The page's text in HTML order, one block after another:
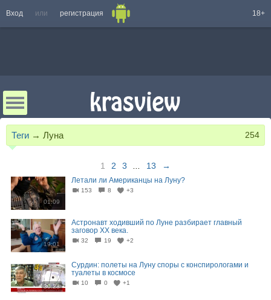
Вход или регистрация 18+
Теги → Луна 254
1 2 3 13 →
01:09
Летали ли Американцы на Луну?
153 8 +3
19:01
Астронавт ходивший по Луне разбирает главный
заговор XX века.
32 19 +2
30:28
Сурдин: полеты на Луну споры с конспирологами и
туалеты в космосе
10 0 +1